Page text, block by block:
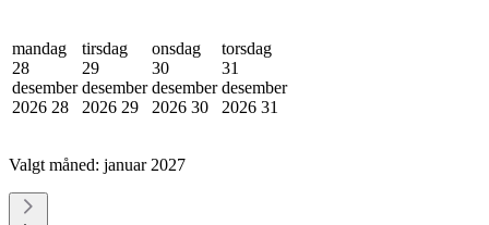
mandag
28
desember
2026 28
tirsdag
29
desember
2026 29
onsdag
30
desember
2026 30
torsdag
31
desember
2026 31
Valgt måned: januar 2027